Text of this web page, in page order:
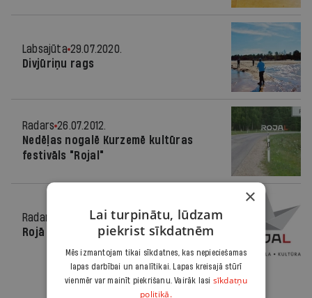
Labsajūta 29.07.2020.
Divjūriņu rags
Radars 26.07.2012.
Nedēļas nogalē Kurzemē kultūras
festivāls "Rojal"
Radars
15.07.2011.
Rojā būs savs mākslas festivāls
×
Lai turpinātu, lūdzam
piekrist sīkdatnēm
Mēs izmantojam tikai sīkdatnes, kas nepieciešamas
lapas darbībai un analītikai. Lapas kreisajā stūrī
vienmēr var mainīt piekrišanu. Vairāk lasi sīkdatņu
politikā.